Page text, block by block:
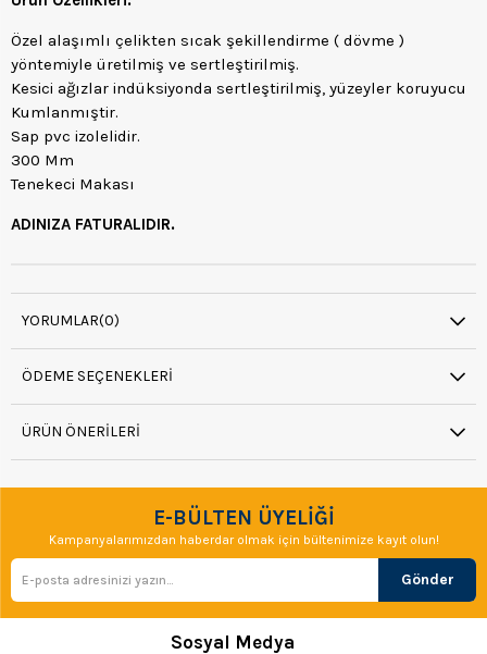
Özel alaşımlı çelikten sıcak şekillendirme ( dövme )
yöntemiyle üretilmiş ve sertleştirilmiş.
Kesici ağızlar indüksiyonda sertleştirilmiş, yüzeyler koruyucu
Kumlanmıştir.
Sap pvc izolelidir.
300 Mm
Tenekeci Makası
ADINIZA FATURALIDIR.
YORUMLAR(0)
ÖDEME SEÇENEKLERI
ÜRÜN ÖNERILERI
E-BÜLTEN ÜYELİĞİ
Kampanyalarımızdan haberdar olmak için bültenimize kayıt olun!
Gönder
Sosyal Medya